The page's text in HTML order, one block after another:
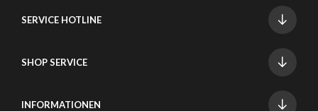
SERVICE HOTLINE
SHOP SERVICE
INFORMATIONEN